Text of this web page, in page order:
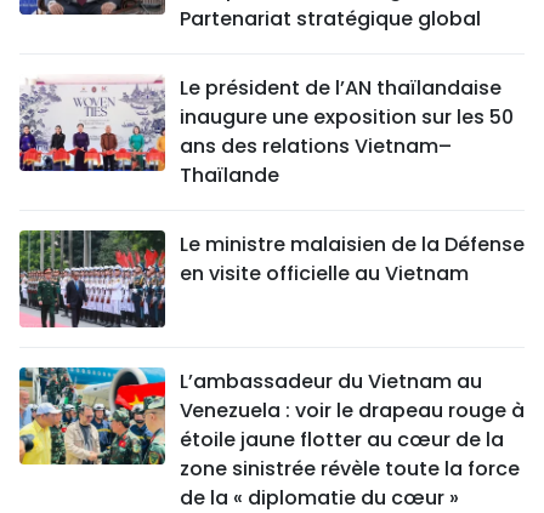
Partenariat stratégique global
Le président de l’AN thaïlandaise
inaugure une exposition sur les 50
ans des relations Vietnam–
Thaïlande
Le ministre malaisien de la Défense
en visite officielle au Vietnam
L’ambassadeur du Vietnam au
Venezuela : voir le drapeau rouge à
étoile jaune flotter au cœur de la
zone sinistrée révèle toute la force
de la « diplomatie du cœur »